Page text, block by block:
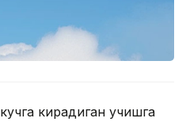
кирадиган учишга